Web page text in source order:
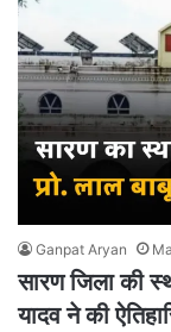
Ganpat Aryan
सारण जिला की
यादव ने की